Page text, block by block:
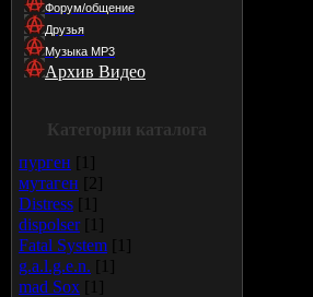
Форум/общение
Друзья
Музыка МР3
Архив Видео
Категории каталога
пурген
[1]
мутаген
[2]
Distress
[1]
dispolser
[1]
Fatal System
[1]
g.a.l.g.e.n.
[1]
mad Sox
[1]